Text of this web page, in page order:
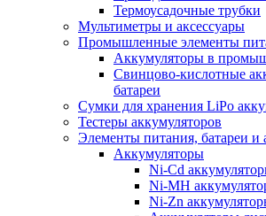
Термоусадочные трубки
Мультиметры и аксессуары
Промышленные элементы
Аккумуляторы в
Свинцово-кислотные
батареи
Сумки для хранения LiPo
Тестеры аккумуляторов
Элементы питания, батареи и
Аккумуляторы
Ni-Cd
Ni-MH
Ni-Zn